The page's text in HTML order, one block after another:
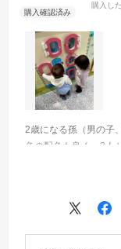
購入し
2歳になる孫（男の子
色の配色も良く、2人
ちょっと大きめでし